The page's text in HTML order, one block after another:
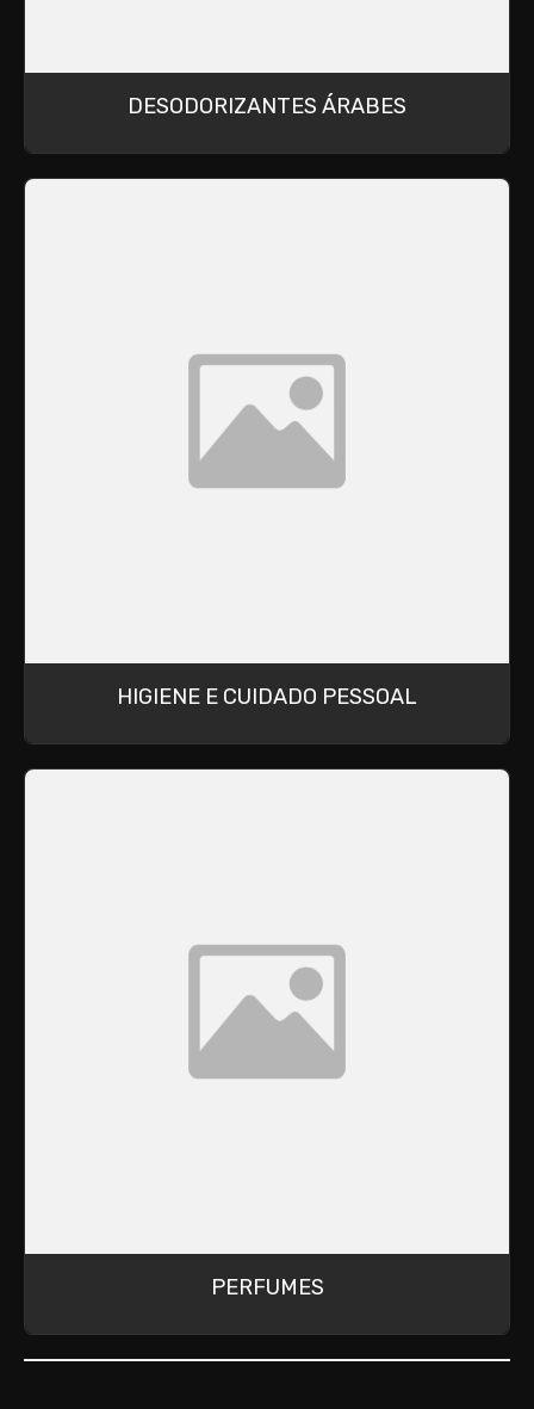
DESODORIZANTES ÁRABES
HIGIENE E CUIDADO PESSOAL
PERFUMES